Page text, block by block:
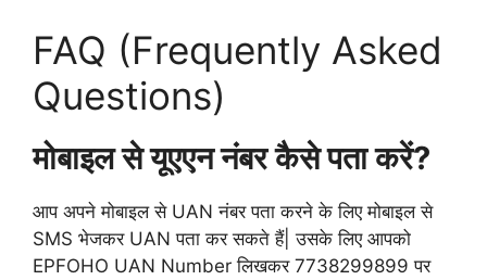
FAQ (Frequently Asked
Questions)
मोबाइल सेयूएएननंबर कैसे पता करें?
आप अपने मोबाइल से UAN नंबर पता करने के लिए मोबाइल से
SMS भेजकर UAN पता कर सकते हैं| उसके लिए आपको
EPFOHO UAN Number लिखकर 7738299899 पर